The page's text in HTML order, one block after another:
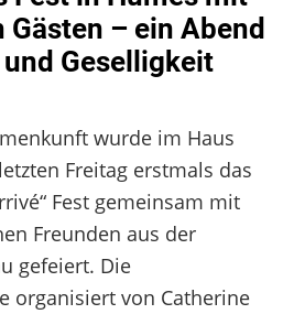
– ein Abend
Geselligkeit
wurde im Haus
Freitag erstmals das
Fest gemeinsam mit
Freunden aus der
gefeiert. Die
organisiert von Catherine